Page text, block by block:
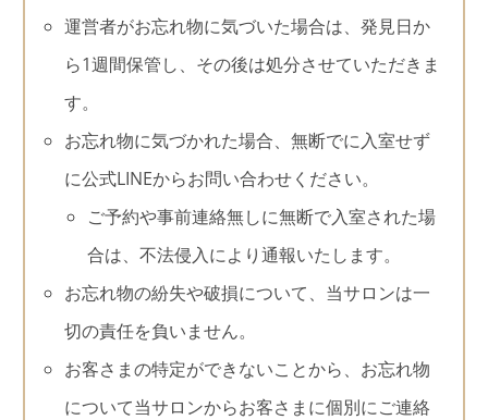
運営者がお忘れ物に気づいた場合は、発見日か
ら1週間保管し、その後は処分させていただきま
す。
お忘れ物に気づかれた場合、無断でに入室せず
に公式LINEからお問い合わせください。
ご予約や事前連絡無しに無断で入室された場
合は、不法侵入により通報いたします。
お忘れ物の紛失や破損について、当サロンは一
切の責任を負いません。
お客さまの特定ができないことから、お忘れ物
について当サロンからお客さまに個別にご連絡